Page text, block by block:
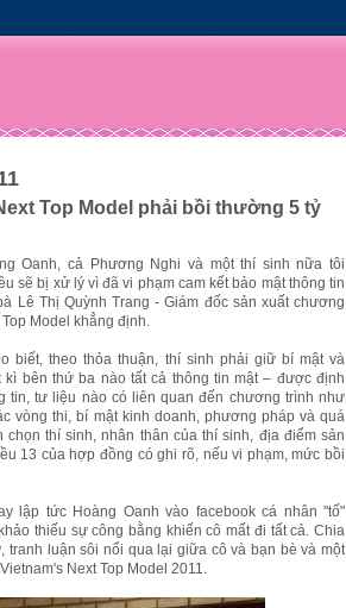
Top Model phải bồi thường 5 tỷ
Oanh, cả Phương Nghi và một thí sinh nữa tôi
sẽ bị xử lý vì đã vi phạm cam kết bảo mật thông tin
Lê Thị Quỳnh Trang - Giám đốc sản xuất chương
Model khẳng định.
biết, theo thỏa thuận, thí sinh phải giữ bí mật và
kì bên thứ ba nào tất cả thông tin mật – được định
tin, tư liệu nào có liên quan đến chương trình như
vòng thi, bí mật kinh doanh, phương pháp và quá
chọn thí sinh, nhân thân của thí sinh, địa điểm sản
13 của hợp đồng có ghi rõ, nếu vi phạm, mức bồi
lập tức Hoàng Oanh vào facebook cá nhân "tố"
thiếu sự công bằng khiến cô mất đi tất cả. Chia
tranh luận sôi nổi qua lại giữa cô và bạn bè và một
Next Top Model 2011.